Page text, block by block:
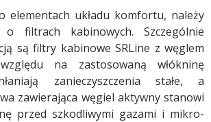
elementach układu komfortu, należy
filtrach kabinowych. Szczególnie
są filtry kabinowe SRLine z węglem
na zastosowaną włókninę
zanieczyszczenia stałe, a
zawierająca węgiel aktywny stanowi
przed szkodliwymi gazami i mikro-